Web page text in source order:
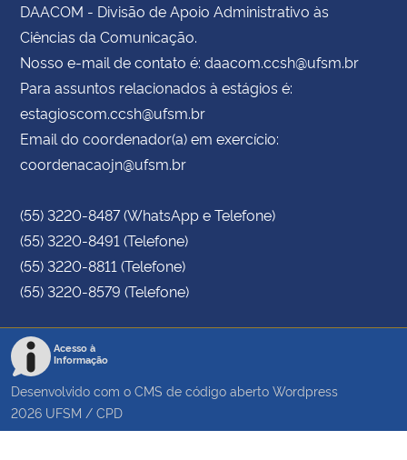
DAACOM - Divisão de Apoio Administrativo às
Ciências da Comunicação.
Nosso e-mail de contato é: daacom.ccsh@ufsm.br
Para assuntos relacionados à estágios é:
estagioscom.ccsh@ufsm.br
Email do coordenador(a) em exercício:
coordenacaojn@ufsm.br
(55) 3220-8487 (WhatsApp e Telefone)
(55) 3220-8491 (Telefone)
(55) 3220-8811 (Telefone)
(55) 3220-8579 (Telefone)
Acesso à
Informação
Desenvolvido com o CMS de código aberto Wordpress
2026 UFSM / CPD